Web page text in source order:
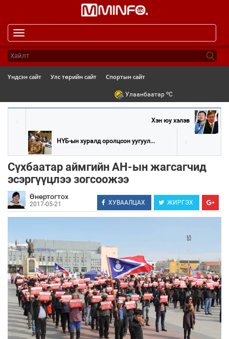
navigation
Үндсэн сайт Улс төрийн сайт Спортын сайт
Улаанбаатар oC
Хэн юу хэлэв
НҮБ-ын хуралд оролцсон уугуул...
Сүхбаатар аймгийн АН-ын жагсагчид
эсэргүүцлээ зогсоожээ
Өнөртогтох
2017-05-21 ХУВААЛЦАХ ЖИРГЭХ